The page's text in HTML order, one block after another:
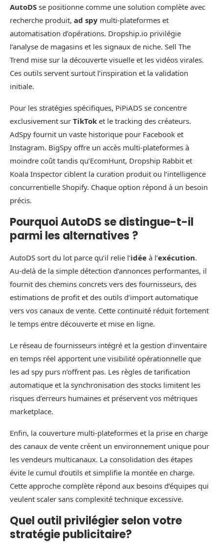
AutoDS se positionne comme une solution complète avec
recherche produit, ad spy multi-plateformes et
automatisation d’opérations. Dropship.io privilégie
l’analyse de magasins et les signaux de niche. Sell The
Trend mise sur la découverte visuelle et les vidéos virales.
Ces outils servent surtout l’inspiration et la validation
initiale.
Pour les stratégies spécifiques, PiPiADS se concentre
exclusivement sur TikTok et le tracking des créateurs.
AdSpy fournit un vaste historique pour Facebook et
Instagram. BigSpy offre un accès multi-plateformes à
moindre coût tandis qu’EcomHunt, Dropship Rabbit et
Koala Inspector ciblent la curation produit ou l’intelligence
concurrentielle Shopify. Chaque option répond à un besoin
précis.
Pourquoi AutoDS se distingue-t-il
parmi les alternatives ?
AutoDS sort du lot parce qu’il relie l’idée à l’exécution.
Au-delà de la simple détection d’annonces performantes, il
fournit des chemins concrets vers des fournisseurs, des
estimations de profit et des outils d’import automatique
vers vos canaux de vente. Cette continuité réduit fortement
le temps entre découverte et mise en ligne.
Le réseau de fournisseurs intégré et la gestion d’inventaire
en temps réel apportent une visibilité opérationnelle que
les ad spy purs n’offrent pas. Les règles de tarification
automatique et la synchronisation des stocks limitent les
risques d’erreurs humaines et préservent vos métriques
marketplace.
Enfin, la couverture multi-plateformes et la prise en charge
des canaux de vente créent un environnement unique pour
les vendeurs multicanaux. La consolidation des étapes
évite le cumul d’outils et simplifie la montée en charge.
Cette approche complète répond aux besoins d’équipes qui
veulent scaler sans complexité technique excessive.
Quel outil privilégier selon votre
stratégie publicitaire?